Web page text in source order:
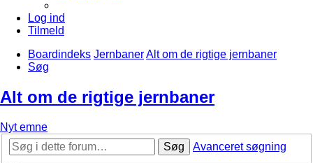
Log ind
Tilmeld
Boardindeks JernbanerAlt om de rigtige jernbaner
Søg
Alt om de rigtige jernbaner
Nyt emne
Søg
Avanceret søgning